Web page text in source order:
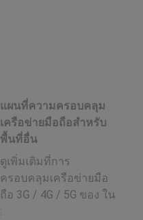
แผนที่ความครอบคลุม
เครือข่ายมือถือสำหรับ
พื้นที่อื่น
ดูเพิ่มเติมที่การ
ครอบคลุมเครือข่ายมือ
ถือ 3G / 4G / 5G ของ ใน
: